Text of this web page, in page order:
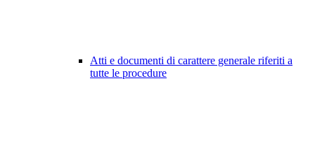
Atti e documenti di carattere generale riferiti a
tutte le procedure